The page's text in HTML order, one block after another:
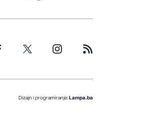
Dizajn i programiranje: Lampa.ba